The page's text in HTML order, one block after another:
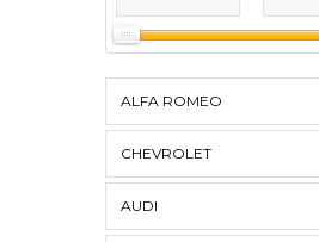
ALFA ROMEO
CHEVROLET
AUDI